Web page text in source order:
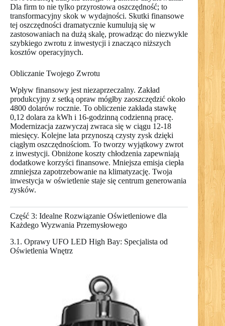
Dla firm to nie tylko przyrostowa oszczędność; to
transformacyjny skok w wydajności. Skutki finansowe
tej oszczędności dramatycznie kumulują się w
zastosowaniach na dużą skalę, prowadząc do niezwykle
szybkiego zwrotu z inwestycji i znacząco niższych
kosztów operacyjnych.
Obliczanie Twojego Zwrotu
Wpływ finansowy jest niezaprzeczalny. Zakład
produkcyjny z setką opraw mógłby zaoszczędzić około
4800 dolarów rocznie. To obliczenie zakłada stawkę
0,12 dolara za kWh i 16-godzinną codzienną pracę.
Modernizacja zazwyczaj zwraca się w ciągu 12-18
miesięcy. Kolejne lata przynoszą czysty zysk dzięki
ciągłym oszczędnościom. To tworzy wyjątkowy zwrot
z inwestycji. Obniżone koszty chłodzenia zapewniają
dodatkowe korzyści finansowe. Mniejsza emisja ciepła
zmniejsza zapotrzebowanie na klimatyzację. Twoja
inwestycja w oświetlenie staje się centrum generowania
zysków.
Część 3: Idealne Rozwiązanie Oświetleniowe dla
Każdego Wyzwania Przemysłowego
3.1. Oprawy UFO LED High Bay: Specjalista od
Oświetlenia Wnętrz